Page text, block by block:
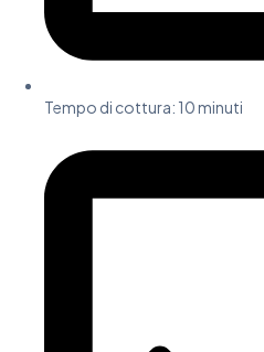
Tempo di cottura: 10 minuti